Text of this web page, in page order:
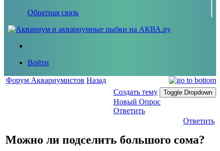
Обратная связь
Войти
Форум Аквариумистов Назад
Создать тему
Toggle Dropdown
Новый Опрос
Ответить
Ответить
Можно ли подселить большого сома?